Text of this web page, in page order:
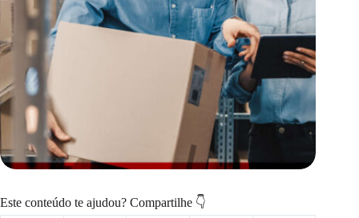
Este conteúdo te ajudou? Compartilhe 👇